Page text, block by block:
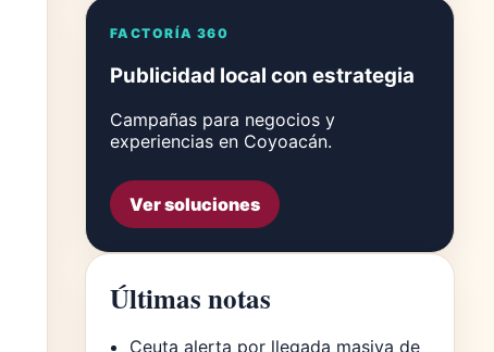
FACTORÍA 360
Publicidad local con estrategia
Campañas para negocios y
experiencias en Coyoacán.
Ver soluciones
Últimas notas
Ceuta alerta por llegada masiva de